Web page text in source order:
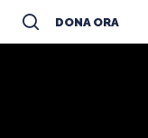
DONA ORA
search